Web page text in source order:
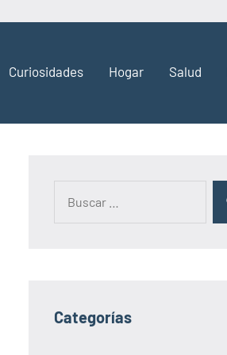
Curiosidades Hogar Salud
Categorías